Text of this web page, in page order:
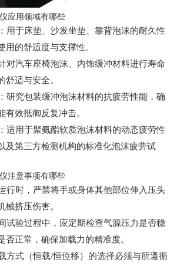
应用领域有哪些
用于床垫、沙发坐垫、靠背泡沫的耐久性
的舒适度与支撑性。
对汽车座椅泡沫、内饰缓冲材料进行寿命
舒适与安全。
研究包装缓冲泡沫材料的抗疲劳性能，确
效抵御反复冲击。
适用于聚氨酯软质泡沫材料的动态疲劳性
及第三方检测机构的标准化泡沫疲劳试
注意事项有哪些
行时，严禁将手或身体其他部位伸入压头
械挤压伤害。
试验过程中，应定期检查气源压力是否稳
否正常，确保加载力的精准度。
方式（恒载/恒位移）的选择必须与所遵循